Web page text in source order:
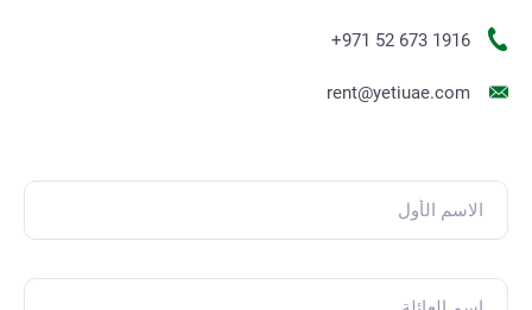
+971 52 673 1916
rent@yetiuae.com